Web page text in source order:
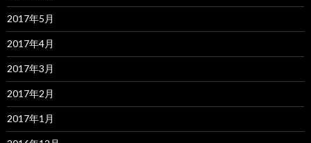
2017年5月
2017年4月
2017年3月
2017年2月
2017年1月